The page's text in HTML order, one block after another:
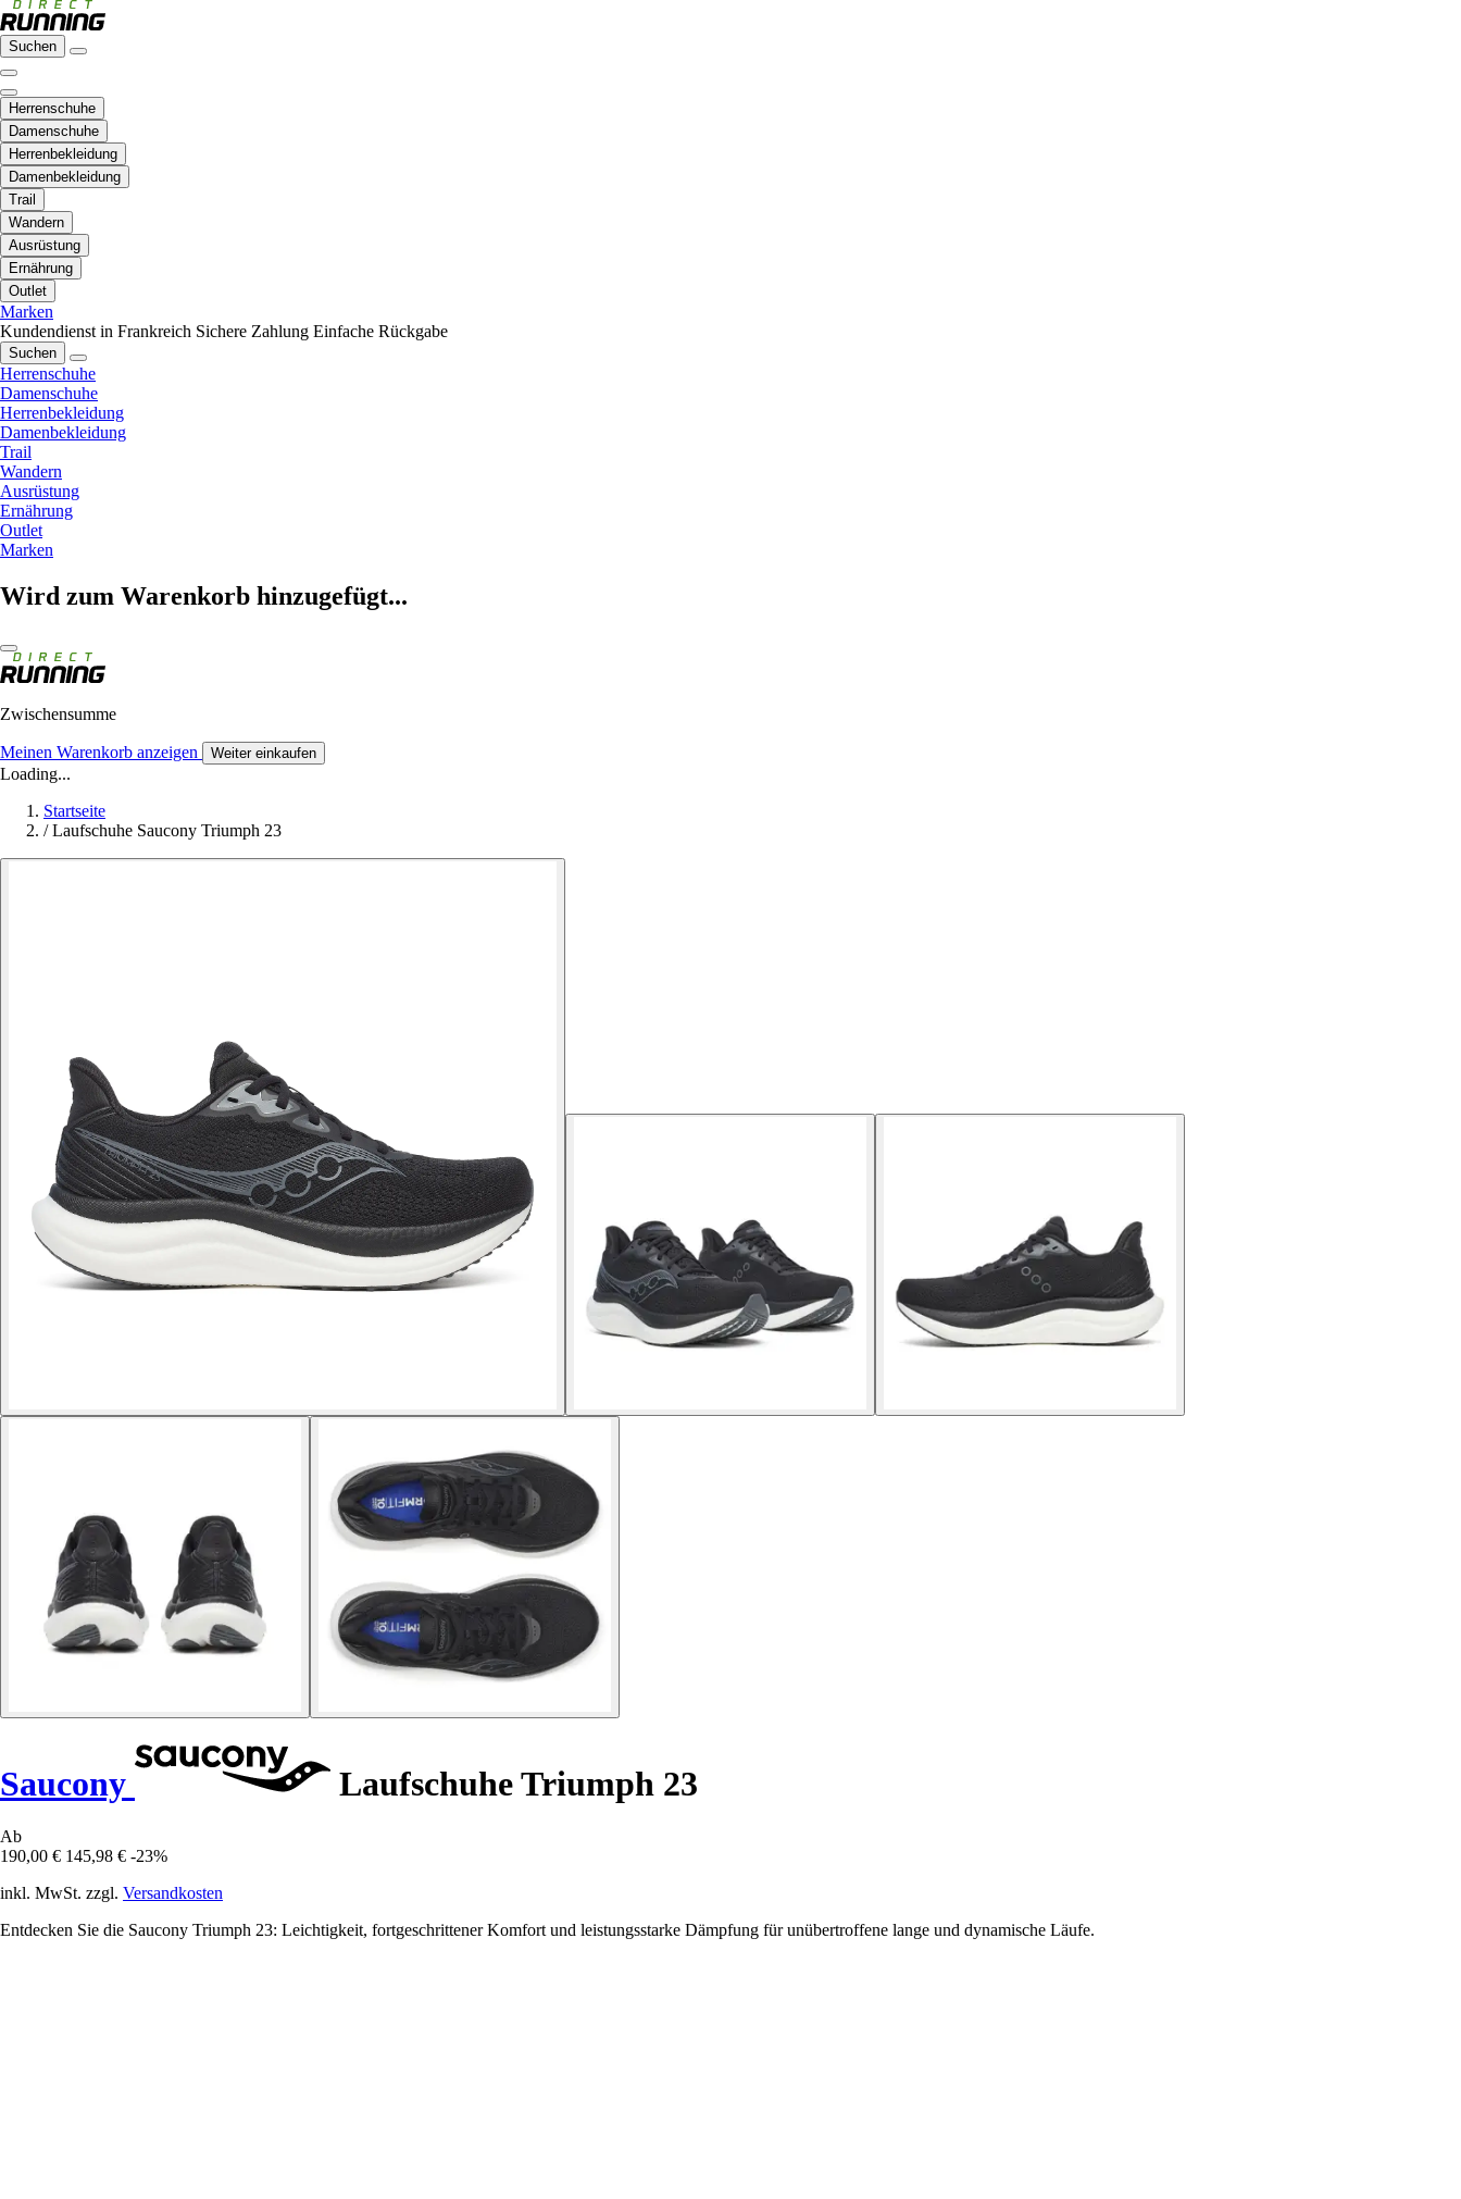
Suchen
Herrenschuhe
Damenschuhe
Herrenbekleidung
Damenbekleidung
Trail
Wandern
Ausrüstung
Ernährung
Outlet
Marken
Kundendienst in Frankreich Sichere Zahlung Einfache Rückgabe
Suchen
Herrenschuhe
Damenschuhe
Herrenbekleidung
Damenbekleidung
Trail
Wandern
Ausrüstung
Ernährung
Outlet
Marken
Wird zum Warenkorb hinzugefügt...
Zwischensumme
Meinen Warenkorb anzeigen Weiter einkaufen
Loading...
Startseite
/ Laufschuhe Saucony Triumph 23
Saucony Laufschuhe Triumph 23
Ab
190,00 € 145,98 € -23%
inkl. MwSt. zzgl. Versandkosten
Entdecken Sie die Saucony Triumph 23: Leichtigkeit, fortgeschrittener Komfort und leistungsstarke Dämpfung für unübertroffene lange und dynamische Läufe.